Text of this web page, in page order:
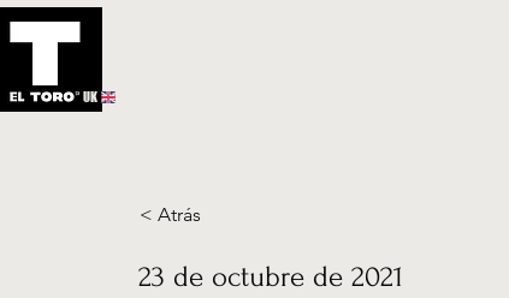
UK
< Atrás
23 de octubre de 2021